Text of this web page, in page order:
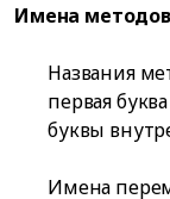
Имена
Названия
первая
буквы
Имена